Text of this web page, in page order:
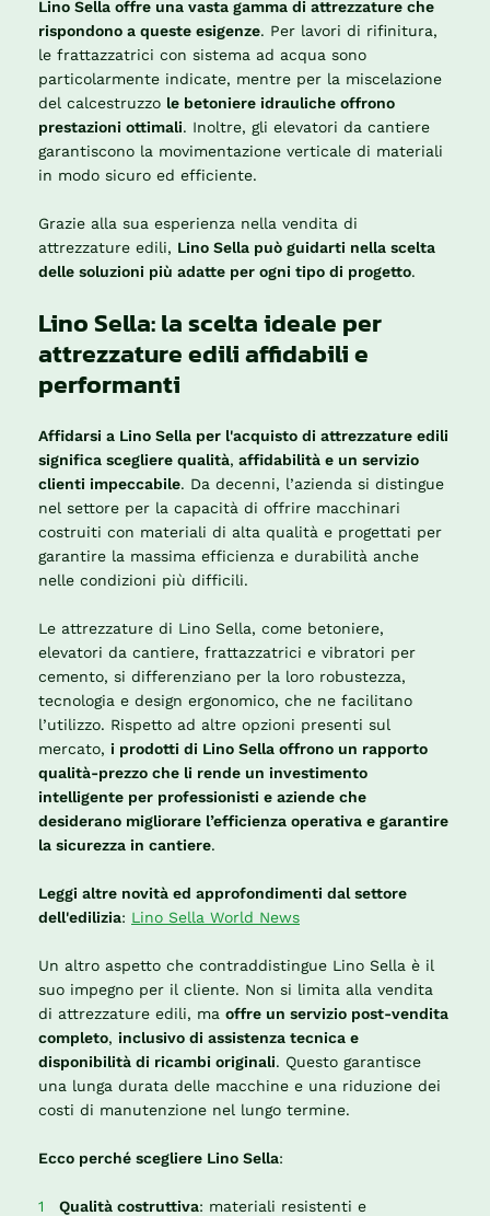
Lino Sella offre una vasta gamma di attrezzature che
rispondono a queste esigenze. Per lavori di rifinitura,
le frattazzatrici con sistema ad acqua sono
particolarmente indicate, mentre per la miscelazione
del calcestruzzo le betoniere idrauliche offrono
prestazioni ottimali. Inoltre, gli elevatori da cantiere
garantiscono la movimentazione verticale di materiali
in modo sicuro ed efficiente.
Grazie alla sua esperienza nella vendita di
attrezzature edili, Lino Sella può guidarti nella scelta
delle soluzioni più adatte per ogni tipo di progetto.
Lino Sella: la scelta ideale per
attrezzature edili affidabili e
performanti
Affidarsi a Lino Sella per l'acquisto di attrezzature edili
significa scegliere qualità, affidabilità e un servizio
clienti impeccabile. Da decenni, l’azienda si distingue
nel settore per la capacità di offrire macchinari
costruiti con materiali di alta qualità e progettati per
garantire la massima efficienza e durabilità anche
nelle condizioni più difficili.
Le attrezzature di Lino Sella, come betoniere,
elevatori da cantiere, frattazzatrici e vibratori per
cemento, si differenziano per la loro robustezza,
tecnologia e design ergonomico, che ne facilitano
l’utilizzo. Rispetto ad altre opzioni presenti sul
mercato, i prodotti di Lino Sella offrono un rapporto
qualità-prezzo che li rende un investimento
intelligente per professionisti e aziende che
desiderano migliorare l’efficienza operativa e garantire
la sicurezza in cantiere.
Leggi altre novità ed approfondimenti dal settore
dell'edilizia: Lino Sella World News
Un altro aspetto che contraddistingue Lino Sella è il
suo impegno per il cliente. Non si limita alla vendita
di attrezzature edili, ma offre un servizio post-vendita
completo, inclusivo di assistenza tecnica e
disponibilità di ricambi originali. Questo garantisce
una lunga durata delle macchine e una riduzione dei
costi di manutenzione nel lungo termine.
Ecco perché scegliere Lino Sella:
Qualità costruttiva: materiali resistenti e